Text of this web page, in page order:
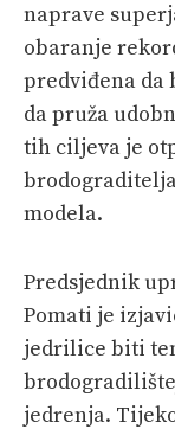
naprave
obaranje
predviđena da
da pruža
tih ciljeva je
modela.
Predsjednik
Pomati je
jedrilice biti
jedrenja.